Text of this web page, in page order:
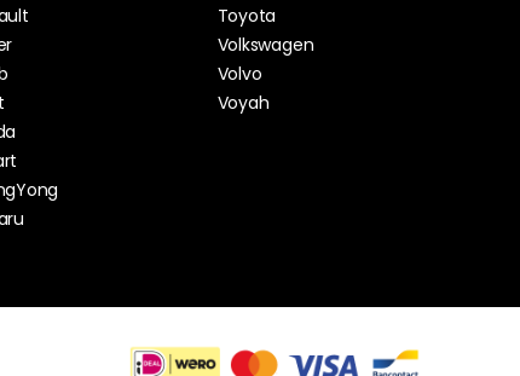
Toyota
Volkswagen
Volvo
Voyah